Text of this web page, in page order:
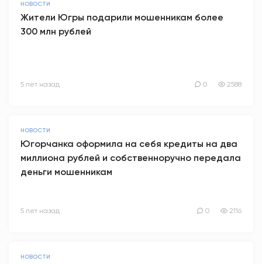
НОВОСТИ
Жители Югры подарили мошенникам более
300 млн рублей
5 лет назад 0 2588
НОВОСТИ
Югорчанка оформила на себя кредиты на два
миллиона рублей и собственноручно передала
деньги мошенникам
5 лет назад 0 2116
НОВОСТИ